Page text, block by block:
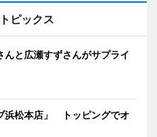
ピックス
と広瀬すずさんがサプライ
浜松本店」 トッピングでオ